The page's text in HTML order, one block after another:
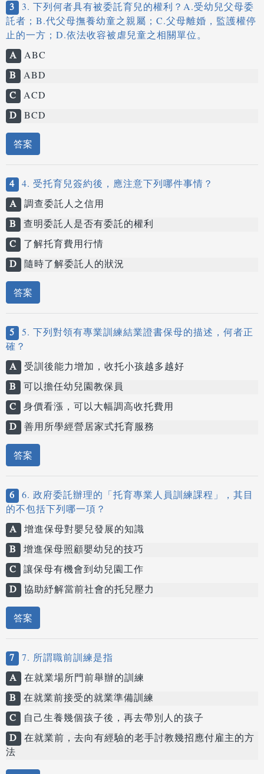
3 3. 下列何者具有被委託育兒的權利？A.受幼兒父母委
託者；B.代父母撫養幼童之親屬；C.父母離婚，監護權停
止的一方；D.依法收容被虐兒童之相關單位。
A ABC
B ABD
C ACD
D BCD
答案
4 4. 受托育兒簽約後，應注意下列哪件事情？
A 調查委託人之信用
B 查明委託人是否有委託的權利
C 了解托育費用行情
D 隨時了解委託人的狀況
答案
5 5. 下列對領有專業訓練結業證書保母的描述，何者正
確？
A 受訓後能力增加，收托小孩越多越好
B 可以擔任幼兒園教保員
C 身價看漲，可以大幅調高收托費用
D 善用所學經營居家式托育服務
答案
6 6. 政府委託辦理的「托育專業人員訓練課程」，其目
的不包括下列哪一項？
A 增進保母對嬰兒發展的知識
B 增進保母照顧嬰幼兒的技巧
C 讓保母有機會到幼兒園工作
D 協助紓解當前社會的托兒壓力
答案
7 7. 所謂職前訓練是指
A 在就業場所門前舉辦的訓練
B 在就業前接受的就業準備訓練
C
自己生養幾個孩子後，再去帶別人的孩子
D 在就業前，去向有經驗的老手討教幾招應付雇主的方
法